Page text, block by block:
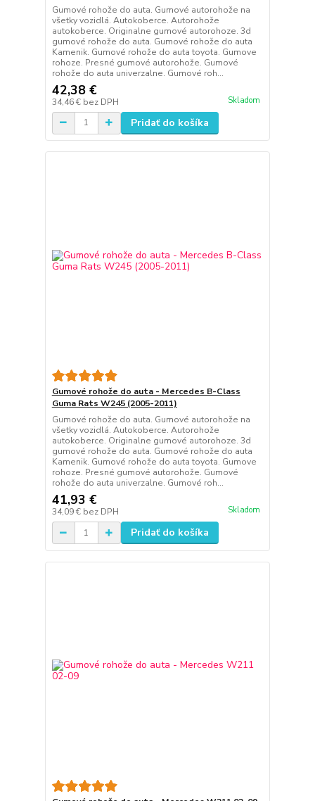
Gumové rohože do auta. Gumové autorohože na
všetky vozidlá. Autokoberce. Autorohože
autokoberce. Originalne gumové autorohoze. 3d
gumové rohože do auta. Gumové rohože do auta
Kamenik. Gumové rohože do auta toyota. Gumove
rohoze. Presné gumové autorohože. Gumové
rohože do auta univerzalne. Gumové roh...
42,38 €
34,46 € bez DPH Skladom
Pridať do košíka
Gumové rohože do auta - Mercedes B-Class
Guma Rats W245 (2005-2011)
Gumové rohože do auta. Gumové autorohože na
všetky vozidlá. Autokoberce. Autorohože
autokoberce. Originalne gumové autorohoze. 3d
gumové rohože do auta. Gumové rohože do auta
Kamenik. Gumové rohože do auta toyota. Gumove
rohoze. Presné gumové autorohože. Gumové
rohože do auta univerzalne. Gumové roh...
41,93 €
34,09 € bez DPH Skladom
Pridať do košíka